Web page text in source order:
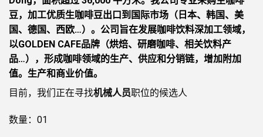
豆，加工优质生咖啡豆出口到国际市场（日本、韩国、美
国、德国、西欧…）。公司旨在发展咖啡饮料深加工领域，
以GOLDEN CAFE品牌（烘焙、研磨咖啡、相关饮料产
品…），形成咖啡领域的生产、供应和分销链，增加附加
值。生产和商业价值。
目前，我们正在寻找机械人员职位的候选人
数量：01